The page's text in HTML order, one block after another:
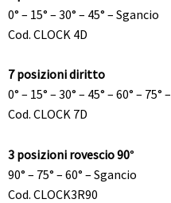
0° – 15° – 30° – 45° – Sgancio
Cod. CLOCK 4D
7 posizioni diritto
0° – 15° – 30° – 45° – 60° – 75°
Cod. CLOCK 7D
3 posizioni rovescio 90°
90° – 75° – 60° – Sgancio
Cod. CLOCK3R90